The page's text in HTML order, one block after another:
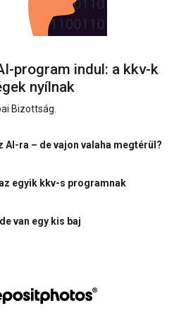
program indul: a kkv-k
nyílnak
Bizottság.
ra – de vajon valaha megtérül?
egyik kkv-s programnak
van egy kis baj